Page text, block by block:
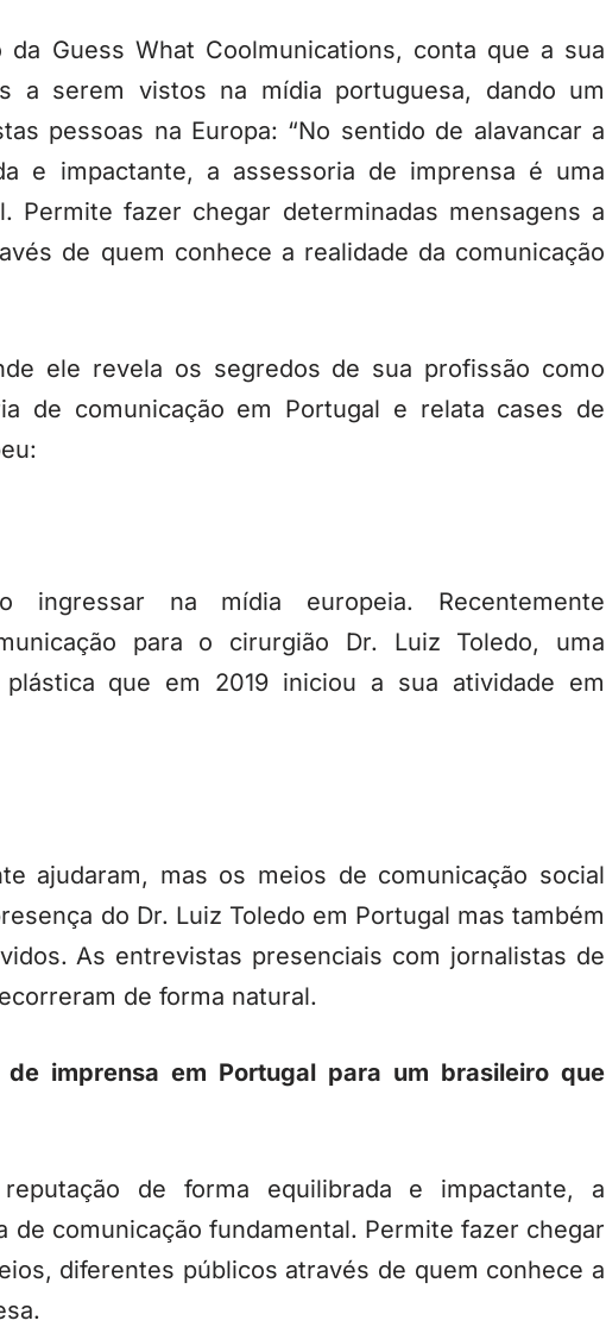
Guess What Coolmunications, conta que a sua
a serem vistos na mídia portuguesa, dando um
pessoas na Europa: “No sentido de alavancar a
e impactante, a assessoria de imprensa é uma
Permite fazer chegar determinadas mensagens a
de quem conhece a realidade da comunicação
ele revela os segredos de sua profissão como
de comunicação em Portugal e relata cases de
ingressar na mídia europeia. Recentemente
para o cirurgião Dr. Luiz Toledo, uma
que em 2019 iniciou a sua atividade em
ajudaram, mas os meios de comunicação social
do Dr. Luiz Toledo em Portugal mas também
As entrevistas presenciais com jornalistas de
de forma natural.
imprensa em Portugal para um brasileiro que
de forma equilibrada e impactante, a
comunicação fundamental. Permite fazer chegar
diferentes públicos através de quem conhece a